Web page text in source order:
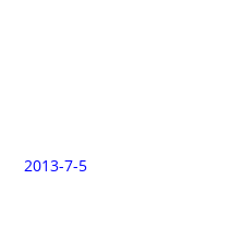
2013-7-5